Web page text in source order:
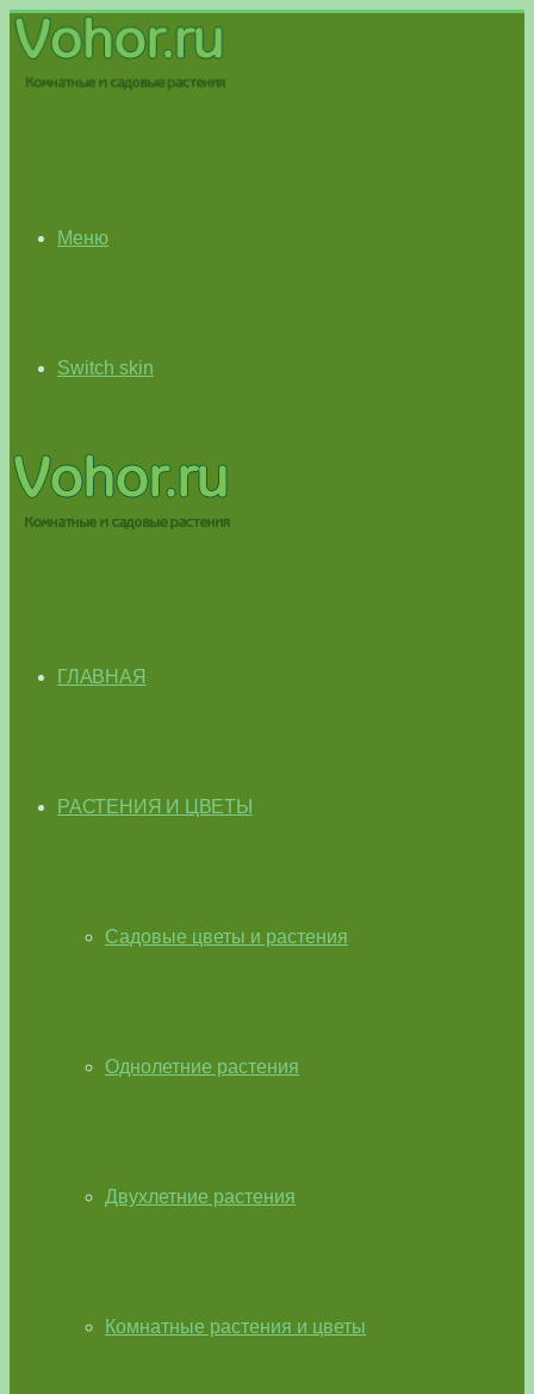
Меню
Switch skin
ГЛАВНАЯ
РАСТЕНИЯ И ЦВЕТЫ
Садовые цветы и растения
Однолетние растения
Двухлетние растения
Комнатные растения и цветы